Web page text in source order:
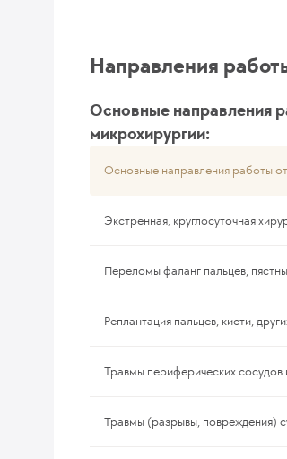
Направления
Основные направления
микрохирургии:
Основные направления работы
Экстренная, круглосуточная
Переломы фаланг пальцев,
Реплантация пальцев, кисти,
Травмы периферических сосудов
Травмы (разрывы, повреждения)